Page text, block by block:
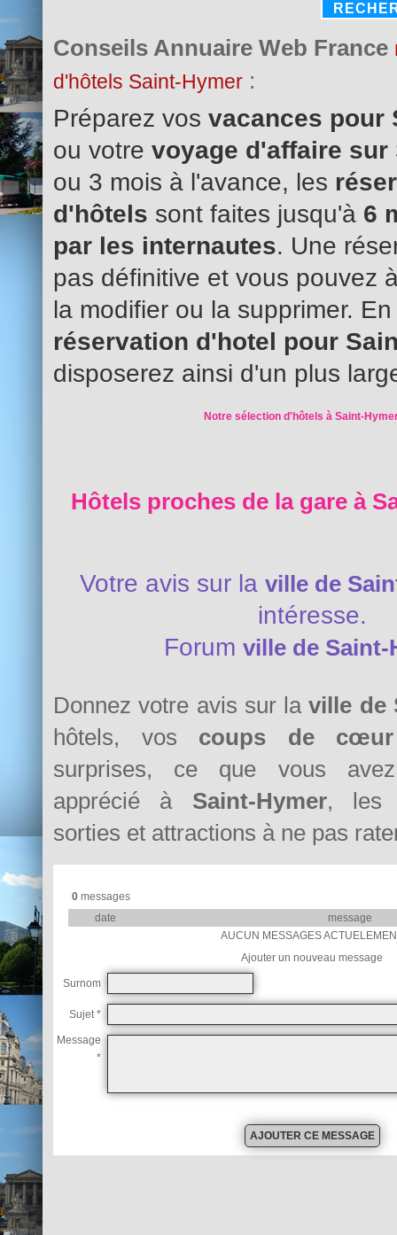
Conseils Annuaire Web France
d'hôtels Saint-Hymer :
Préparez vos vacances pour
ou votre voyage d'affaire
ou 3 mois à l'avance, les
d'hôtels sont faites jusqu'à 6
par les internautes. Une
pas définitive et vous pouvez
la modifier ou la supprimer.
réservation d'hotel pour
disposerez ainsi d'un plus
Notre sélection d'hôtels à Saint-
Hôtels proches de la gare à
Votre avis sur la ville de
intéresse.
Forum ville de Saint-
Donnez votre avis sur laville de
hôtels, vos coups de cœur
surprises, ce que vous avez
apprécié à Saint-Hymer, les
sorties et attractions à ne pas
0messages
date
message
AUCUN MESSAGES
Ajouter un nouveau message
Surnom
Sujet *
Message
*